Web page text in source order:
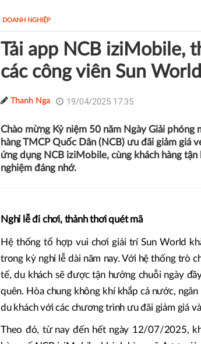
DOANH NGHIỆP
Tải app NCB iziMobile,
các công viên Sun
Thanh Nga 19/04/2025 17:35
Chào mừng Kỷ niệm 50 năm Ngày Giải
hàng TMCP Quốc Dân (NCB) ưu đãi giảm giá
ứng dụng NCB iziMobile, cùng khách hàng
nghiệm đáng nhớ.
Nghỉ lễ đi chơi, thảnh thơi quét mã
Hệ thống tổ hợp vui chơi giải trí Sun World
trong kỳ nghỉ lễ dài năm nay. Với hệ thống trò
tế, du khách sẽ được tận hưởng chuỗi ngày
quên. Hòa chung không khí khắp cả nước,
du khách với các chương trình ưu đãi giảm giá
Theo đó, từ nay đến hết ngày 12/07/2025,